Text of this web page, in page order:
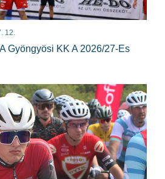
12.
Gyöngyösi KK A 2026/27-Es